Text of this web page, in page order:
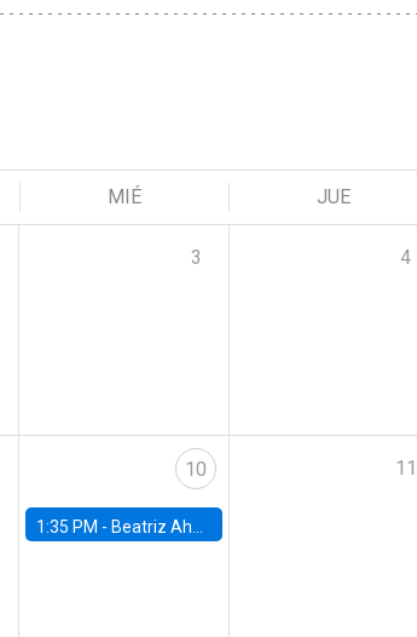
MIÉ JUE
3 4
10
1:35 PM - Beatriz Ahumada, PhD candidate, Universidad de Pittsburgh
11